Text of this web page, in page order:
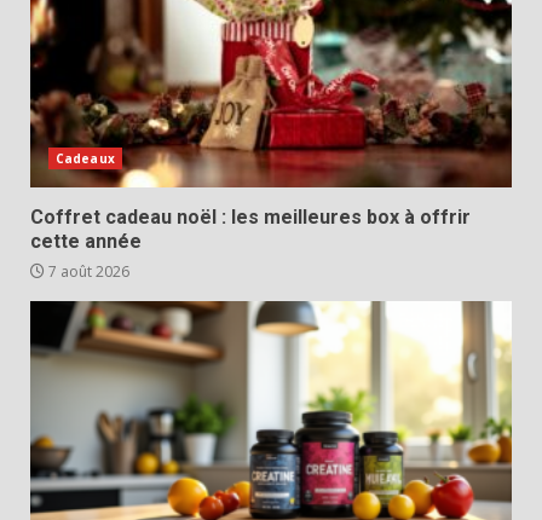
Cadeaux
Coffret cadeau noël : les meilleures box à offrir
cette année
7 août 2026